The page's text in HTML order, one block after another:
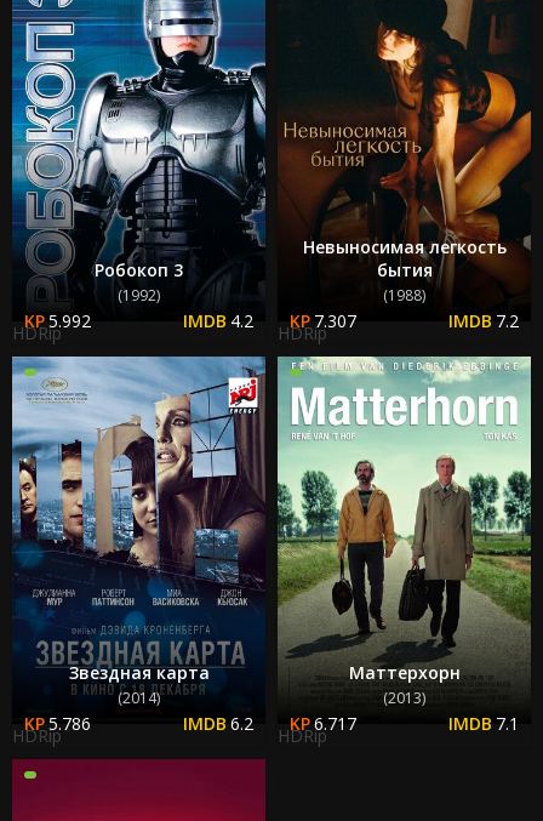
Робокоп 3
(1992)
5.992 4.2
HDRip
Невыносимая легкость
бытия
(1988)
7.307 7.2
HDRip
Звездная карта
(2014)
5.786 6.2
HDRip
Маттерхорн
(2013)
6.717 7.1
HDRip